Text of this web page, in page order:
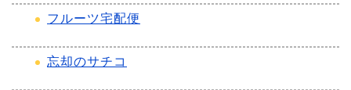
フルーツ宅配便
忘却のサチコ